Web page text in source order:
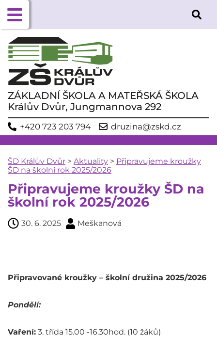
ZÁKLADNÍ ŠKOLA A MATEŘSKÁ ŠKOLA
Králův Dvůr, Jungmannova 292
+420 723 203 794 druzina@zskd.cz
ŠD Králův Dvůr > Aktuality > Připravujeme kroužky
ŠD na školní rok 2025/2026
Připravujeme kroužky ŠD na
školní rok 2025/2026
30. 6. 2025 Meškanová
Připravované kroužky – školní družina 2025/2026
Pondělí:
Vaření: 3. třída 15.00 -16.30hod. (10 žáků)